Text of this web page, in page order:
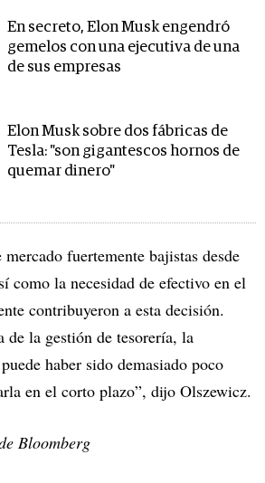
En secreto, Elon Musk engendró
gemelos con una ejecutiva de una
de sus empresas
Elon Musk sobre dos fábricas de
Tesla: "son gigantescos hornos de
quemar dinero"
fuertemente bajistas desde
como la necesidad de efectivo en el
contribuyeron a esta decisión.
de la gestión de tesorería, la
haber sido demasiado poco
en el corto plazo”, dijo Olszewicz.
Bloomberg